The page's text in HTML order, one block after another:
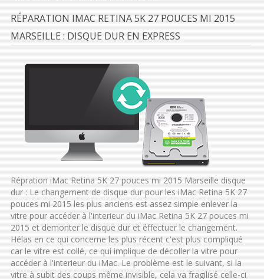
RÉPARATION IMAC RETINA 5K 27 POUCES MI 2015
MARSEILLE : DISQUE DUR EN EXPRESS
Répration iMac Retina 5K 27 pouces mi 2015 Marseille disque
dur : Le changement de disque dur pour les iMac Retina 5K 27
pouces mi 2015 les plus anciens est assez simple enlever la
vitre pour accéder à l'interieur du iMac Retina 5K 27 pouces mi
2015 et demonter le disque dur et éffectuer le changement.
Hélas en ce qui concerne les plus récent c'est plus compliqué
car le vitre est collé, ce qui implique de décoller la vitre pour
accéder à l'interieur du iMac. Le problème est le suivant, si la
vitre à subit des coups même invisible, cela va fragilisé celle-ci